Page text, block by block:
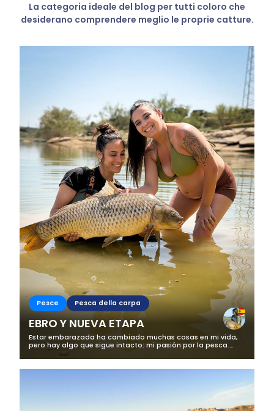
Nederlands
Українська
sull'applicazione
Fishsurfing
Business
La categoria ideale del blog per tutti coloro che
desiderano comprendere meglio le proprie catture.
Pesce Pesca della carpa
EBRO Y NUEVA ETAPA
Estar embarazada ha cambiado muchas cosas en mi vida,
pero hay algo que sigue intacto: mi pasión por la pesca.
Estos meses me han demostrado que, aunque el cuerpo
cambia y el ritmo no es el mismo,...